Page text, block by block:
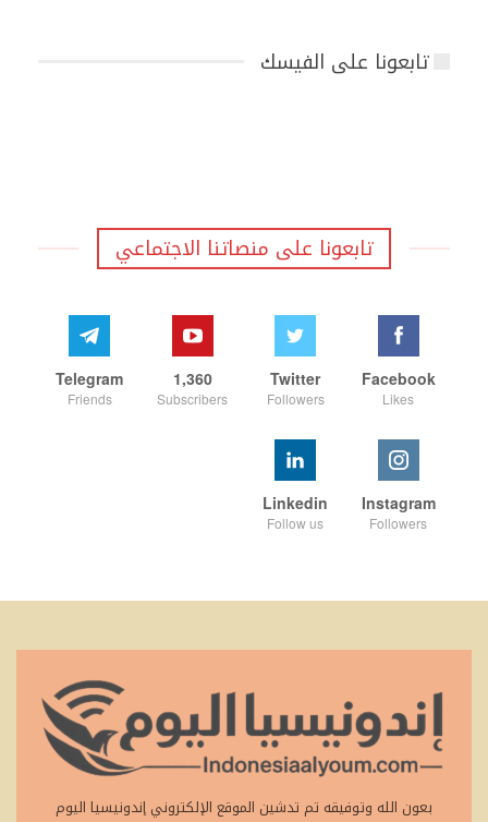
تابعونا على الفيسك
تابعونا على منصاتنا الاجتماعي
Facebook
Likes
Twitter
Followers
1,360
Subscribers
Telegram
Friends
Instagram
Followers
Linkedin
Follow us
بعون الله وتوفيقه تم تدشين الموقع الإلكتروني إندونيسيا اليوم